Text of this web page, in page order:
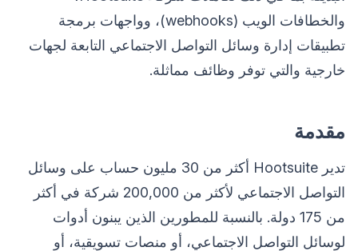
والخطافات الويب (webhooks)، وواجهات برمجة
تطبيقات إدارة وسائل التواصل الاجتماعي التابعة لجهات
خارجية والتي توفر وظائف مماثلة.
مقدمة
تدير Hootsuite أكثر من 30 مليون حساب على وسائل
التواصل الاجتماعي لأكثر من 200,000 شركة في أكثر
من 175 دولة. بالنسبة للمطورين الذين يبنون أدوات
لوسائل التواصل الاجتماعي، أو منصات تسويقية، أو